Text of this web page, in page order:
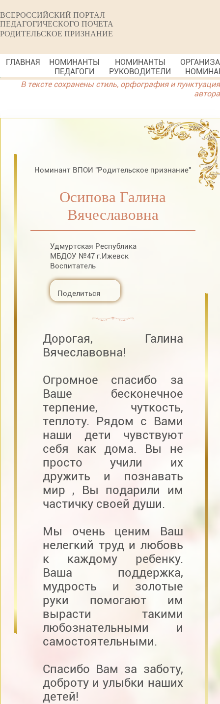
ВСЕРОССИЙСКИЙ ПОРТАЛ
ПЕДАГОГИЧЕСКОГО ПОЧЕТА
РОДИТЕЛЬСКОЕ ПРИЗНАНИЕ
ГЛАВНАЯ
НОМИНАНТЫ
ПЕДАГОГИ
НОМИНАНТЫ
РУКОВОДИТЕЛИ
В тексте сохранены стиль, орфография и пунктуация
автора
Номинант ВПОИ "Родительское признание"
Осипова Галина
Вячеславовна
Удмуртская Республика
МБДОУ №47 г.Ижевск
Воспитатель
Поделиться
Дорогая, Галина
Вячеславовна!
Огромное спасибо за
Ваше бесконечное
терпение, чуткость,
теплоту. Рядом с Вами
наши дети чувствуют
себя как дома. Вы не
просто учили их
дружить и познавать
мир , Вы подарили им
частичку своей души.
Мы очень ценим Ваш
нелегкий труд и любовь
к каждому ребенку.
Ваша поддержка,
мудрость и золотые
руки помогают им
вырасти такими
любознательными и
самостоятельными.
Спасибо Вам за заботу,
доброту и улыбки наших
детей!